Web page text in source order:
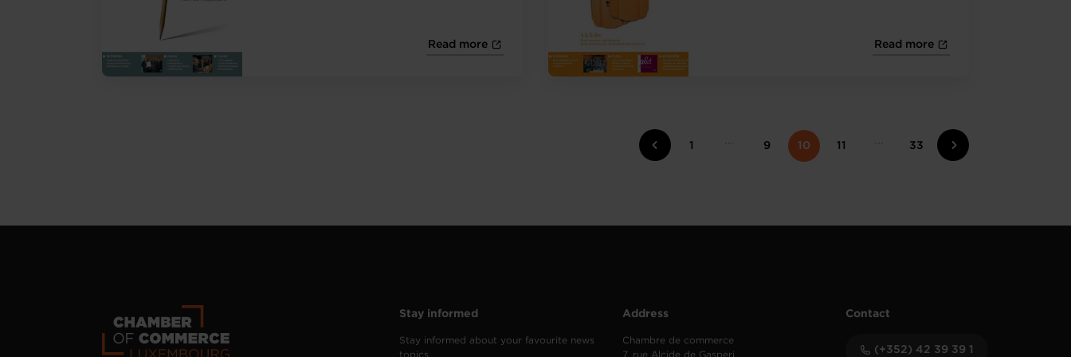
Read more Read more
1 9 10 11 33
Stay informed
Stay informed about your favourite news
topics.
Address
Chambre de commerce
7, rue Alcide de Gasperi
Contact
(+352) 42 39 39 1